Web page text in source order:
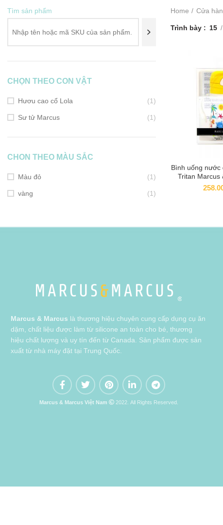
Tìm sản phẩm
CHỌN THEO CON VẬT
Hươu cao cổ Lola (1)
Sư tử Marcus (1)
CHON THEO MÀU SẮC
Màu đỏ (1)
vàng (1)
Home Cửa
Trình bày 15
ADD
Bình uống nước
Tritan Marcus
Marcus & Marcus là thương hiệu chuyên cung cấp dụng cụ ăn
dặm, chất liệu được làm từ silicone an toàn cho bé, thương
hiệu chất lượng và uy tín đến từ Canada. Sản phẩm được sản
xuất từ nhà máy đặt tại Trung Quốc.
Marcus & Marcus Việt Nam 2022. All Rights Reserved.